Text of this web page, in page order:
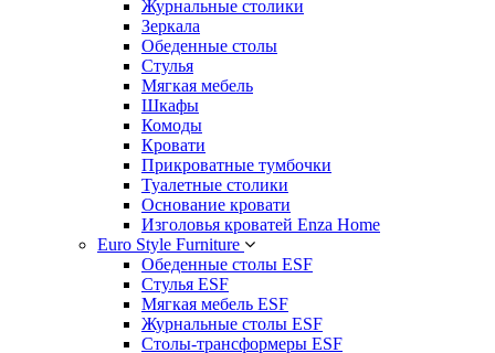
Журнальные столики
Зеркала
Обеденные столы
Стулья
Мягкая мебель
Шкафы
Комоды
Кровати
Прикроватные тумбочки
Туалетные столики
Основание кровати
Изголовья кроватей Enza Home
Euro Style Furniture
Обеденные столы ESF
Стулья ESF
Мягкая мебель ESF
Журнальные столы ESF
Столы-трансформеры ESF